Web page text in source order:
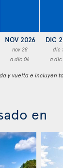
NOV 2026
nov 28
a dic 06
DIC
dic
a dic
y vuelta e incluyen
en